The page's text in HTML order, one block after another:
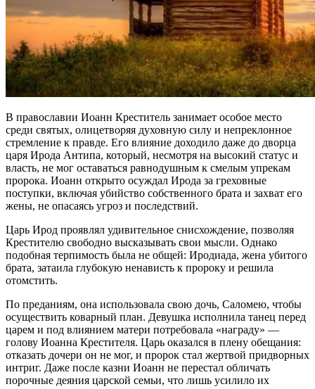
В православии Иоанн Креститель занимает особое место
среди святых, олицетворяя духовную силу и непреклонное
стремление к правде. Его влияние доходило даже до дворца
царя Ирода Антипа, который, несмотря на высокий статус и
власть, не мог оставаться равнодушным к смелым упрекам
пророка. Иоанн открыто осуждал Ирода за греховные
поступки, включая убийство собственного брата и захват его
жены, не опасаясь угроз и последствий.
Царь Ирод проявлял удивительное снисхождение, позволяя
Крестителю свободно высказывать свои мысли. Однако
подобная терпимость была не общей: Иродиада, жена убитого
брата, затаила глубокую ненависть к пророку и решила
отомстить.
По преданиям, она использовала свою дочь, Саломею, чтобы
осуществить коварный план. Девушка исполнила танец перед
царем и под влиянием матери потребовала «награду» —
голову Иоанна Крестителя. Царь оказался в плену обещания:
отказать дочери он не мог, и пророк стал жертвой придворных
интриг. Даже после казни Иоанн не перестал обличать
порочные деяния царской семьи, что лишь усилило их